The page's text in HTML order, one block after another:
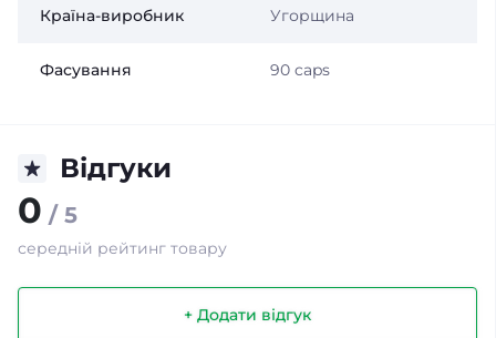
Країна-виробник Угорщина
Фасування 90 caps
Відгуки
0 / 5
середній рейтинг товару
+ Додати відгук